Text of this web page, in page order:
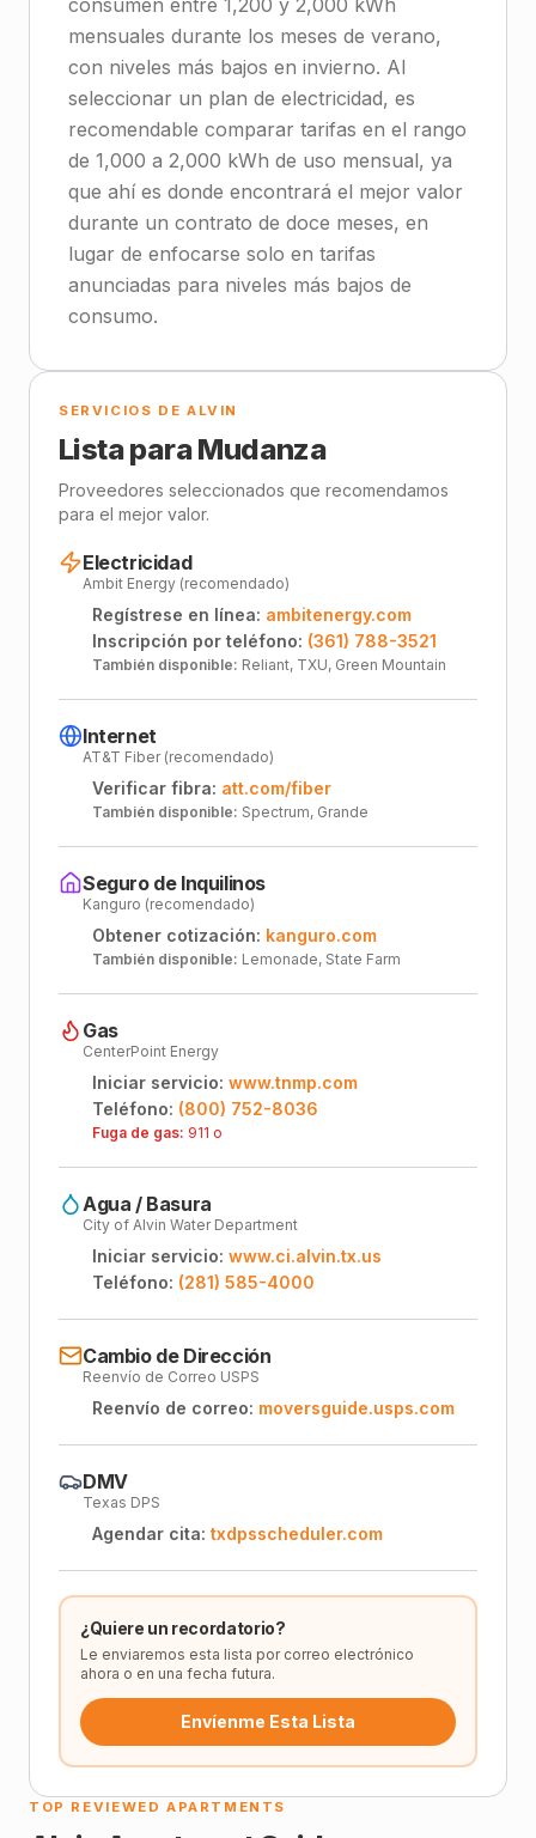
consumen entre 1,200 y 2,000 kWh
mensuales durante los meses de verano,
con niveles más bajos en invierno. Al
seleccionar un plan de electricidad, es
recomendable comparar tarifas en el rango
de 1,000 a 2,000 kWh de uso mensual, ya
que ahí es donde encontrará el mejor valor
durante un contrato de doce meses, en
lugar de enfocarse solo en tarifas
anunciadas para niveles más bajos de
consumo.
SERVICIOS DE ALVIN
Lista para Mudanza
Proveedores seleccionados que recomendamos
para el mejor valor.
Electricidad
Ambit Energy (recomendado)
Regístrese en línea: ambitenergy.com
Inscripción por teléfono: (361) 788-3521
También disponible: Reliant, TXU, Green Mountain
Internet
AT&T Fiber (recomendado)
Verificar fibra: att.com/fiber
También disponible: Spectrum, Grande
Seguro de Inquilinos
Kanguro (recomendado)
Obtener cotización: kanguro.com
También disponible: Lemonade, State Farm
Gas
CenterPoint Energy
Iniciar servicio: www.tnmp.com
Teléfono: (800) 752-8036
Fuga de gas: 911 o
Agua / Basura
City of Alvin Water Department
Iniciar servicio: www.ci.alvin.tx.us
Teléfono: (281) 585-4000
Cambio de Dirección
Reenvío de Correo USPS
Reenvío de correo: moversguide.usps.com
DMV
Texas DPS
Agendar cita: txdpsscheduler.com
¿Quiere un recordatorio?
Le enviaremos esta lista por correo electrónico
ahora o en una fecha futura.
Envíenme Esta Lista
TOP REVIEWED APARTMENTS